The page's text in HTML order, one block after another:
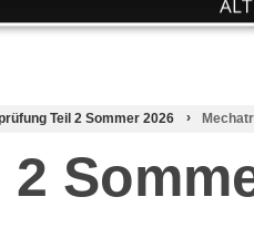
Teil 2 Sommer 2026